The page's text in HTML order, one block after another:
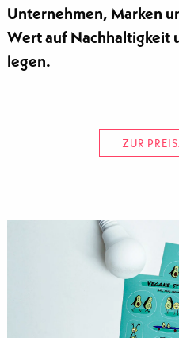
Unternehmen, Marken
Wert auf Nachhaltigkeit
legen.
ZUR